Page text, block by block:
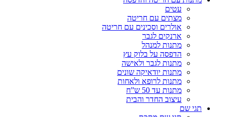
עטים
מצתים עם חריטה
אולרים וסכינים עם חריטה
ארנקים לגבר
מתנות למנהל
הדפסה על בלוק עץ
מתנות לגבר ולאישה
מתנות יודאיקה שונים
מתנות לרופא ולאחות
מתנות עד 50 ש”ח
עיצוב החדר והבית
תגי שם